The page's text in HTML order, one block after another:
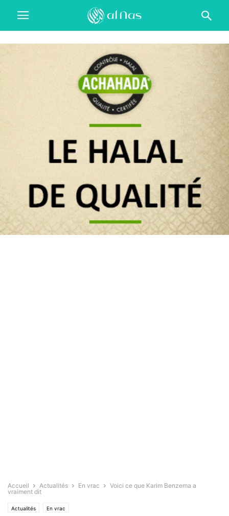
Accueil Actualités En vrac
Voici ce que Karim Benzema a
vraiment dit
Actualités En vrac